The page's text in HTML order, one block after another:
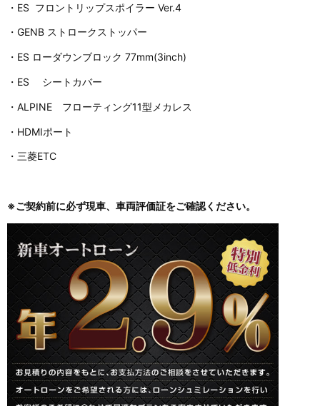
・ES フロントリップスポイラー Ver.4
・GENB ストロークストッパー
・ES ローダウンブロック 77mm(3inch)
・ES シートカバー
・ALPINE フローティング11型メカレス
・HDMIポート
・三菱ETC
※ご契約前に必ず現車、車両評価証をご確認ください。